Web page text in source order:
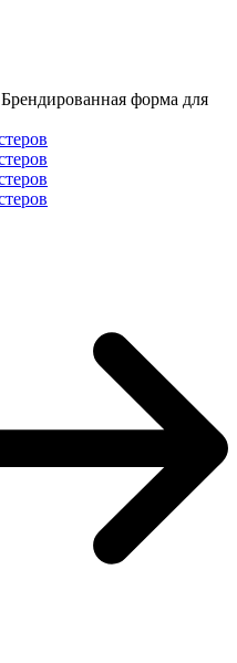
Брендированная форма для